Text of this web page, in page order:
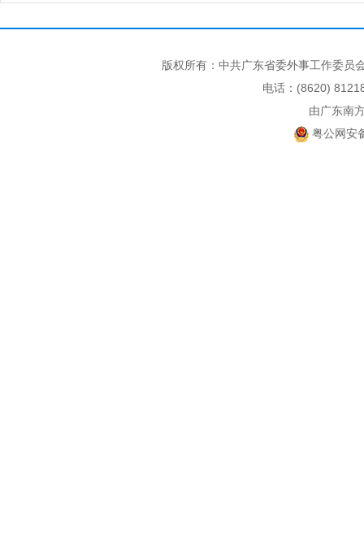
版权所有：中共广东省委外事工作委
电话：(8620)
由广东南
粤公网安